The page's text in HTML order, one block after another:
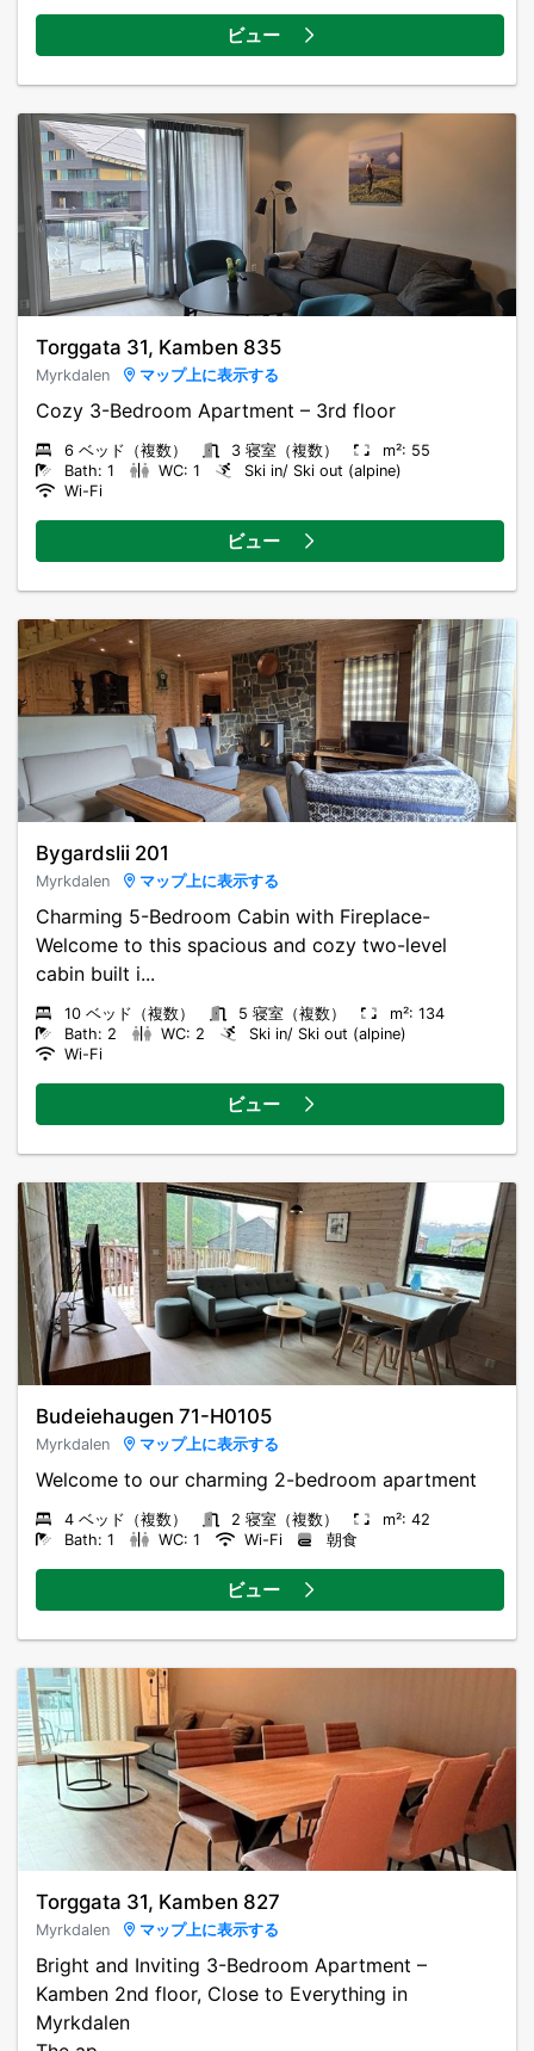
ビュー
Torggata 31, Kamben 835
Myrkdalen マップ上に表示する
Cozy 3-Bedroom Apartment – 3rd floor
6 ベッド（複数） 3 寝室（複数）
m²: 55
Bath: 1
WC: 1
Ski in/ Ski out (alpine)
Wi-Fi
ビュー
Bygardslii 201
Myrkdalen マップ上に表示する
Charming 5-Bedroom Cabin with Fireplace-
Welcome to this spacious and cozy two-level
cabin built i...
10 ベッド（複数） 5 寝室（複数）
m²: 134
Bath: 2
WC: 2
Ski in/ Ski out (alpine)
Wi-Fi
ビュー
Budeiehaugen 71-H0105
Myrkdalen マップ上に表示する
Welcome to our charming 2-bedroom apartment
4 ベッド（複数） 2 寝室（複数）
m²: 42
Bath: 1
WC: 1 Wi-Fi 朝食
ビュー
Torggata 31, Kamben 827
Myrkdalen マップ上に表示する
Bright and Inviting 3-Bedroom Apartment –
Kamben 2nd floor, Close to Everything in
Myrkdalen